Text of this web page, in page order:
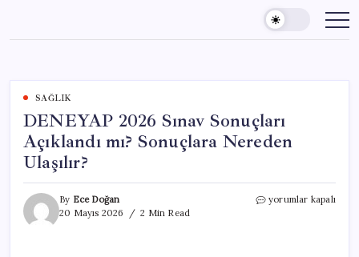
content
SAĞLIK
DENEYAP 2026 Sınav Sonuçları
Açıklandı mı? Sonuçlara Nereden
Ulaşılır?
By Ece Doğan
20 Mayıs 2026
2 Min Read
DENEYAP
yorumlar kapalı